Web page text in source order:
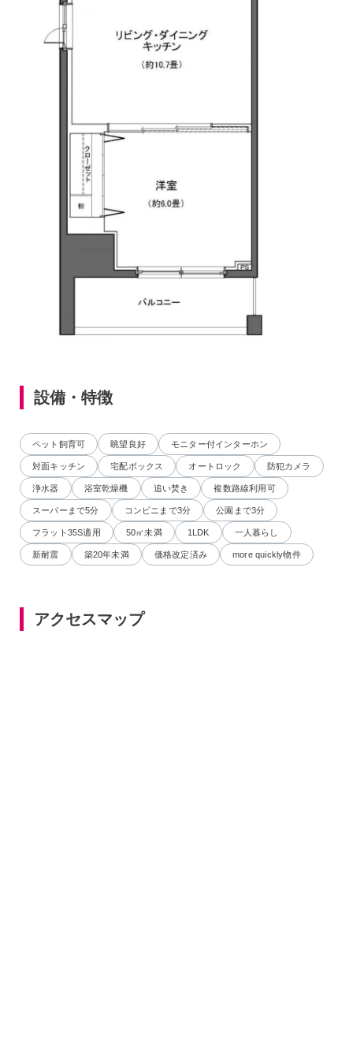
設備・特徴
ペット飼育可 眺望良好 モニター付インターホン
対面キッチン 宅配ボックス オートロック 防犯カメラ
浄水器 浴室乾燥機 追い焚き 複数路線利用可
スーパーまで5分 コンビニまで3分 公園まで3分
フラット35S適用 50㎡未満 1LDK 一人暮らし
新耐震 築20年未満 価格改定済み more quickly物件
アクセスマップ